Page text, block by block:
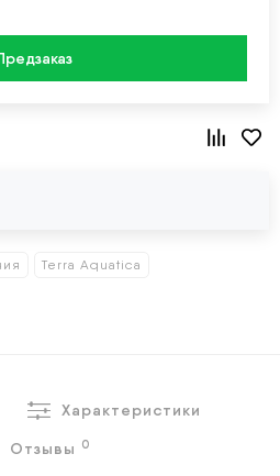
Terra Aquatica
Характеристики
Отзывы
0